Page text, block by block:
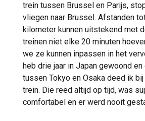
trein tussen Brussel en Parijs,
vliegen naar Brussel. Afstanden
kilometer kunnen uitstekend met
treinen niet elke 20 minuten
we ze kunnen inpassen in het
heb drie jaar in Japan gewoond
tussen Tokyo en Osaka deed ik
trein. Die reed altijd op tijd, was
comfortabel en er werd nooit